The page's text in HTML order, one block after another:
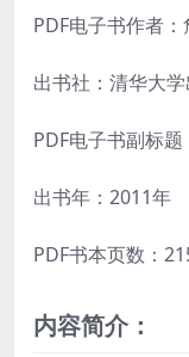
PDF电子书作者：
出书社：清华大
PDF电子书副标
出书年：2011年
PDF书本页数：
内容简介：